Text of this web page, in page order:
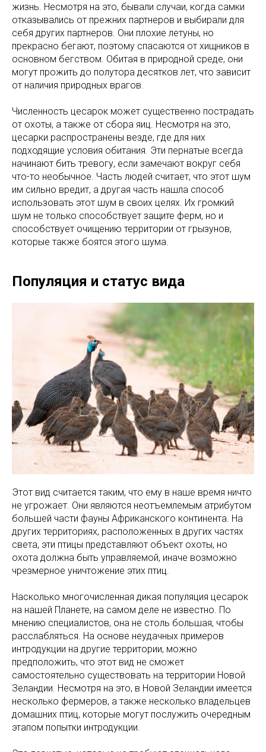
жизнь. Несмотря на это, бывали случаи, когда самки
отказывались от прежних партнеров и выбирали для
себя других партнеров. Они плохие летуны, но
прекрасно бегают, поэтому спасаются от хищников в
основном бегством. Обитая в природной среде, они
могут прожить до полутора десятков лет, что зависит
от наличия природных врагов.
Численность цесарок может существенно пострадать
от охоты, а также от сбора яиц. Несмотря на это,
цесарки распространены везде, где для них
подходящие условия обитания. Эти пернатые всегда
начинают бить тревогу, если замечают вокруг себя
что-то необычное. Часть людей считает, что этот шум
им сильно вредит, а другая часть нашла способ
использовать этот шум в своих целях. Их громкий
шум не только способствует защите ферм, но и
способствует очищению территории от грызунов,
которые также боятся этого шума.
Популяция и статус вида
Этот вид считается таким, что ему в наше время ничто
не угрожает. Они являются неотъемлемым атрибутом
большей части фауны Африканского континента. На
других территориях, расположенных в других частях
света, эти птицы представляют объект охоты, но
охота должна быть управляемой, иначе возможно
чрезмерное уничтожение этих птиц.
Насколько многочисленная дикая популяция цесарок
на нашей Планете, на самом деле не известно. По
мнению специалистов, она не столь большая, чтобы
расслабляться. На основе неудачных примеров
интродукции на другие территории, можно
предположить, что этот вид не сможет
самостоятельно существовать на территории Новой
Зеландии. Несмотря на это, в Новой Зеландии имеется
несколько фермеров, а также несколько владельцев
домашних птиц, которые могут послужить очередным
этапом попытки интродукции.